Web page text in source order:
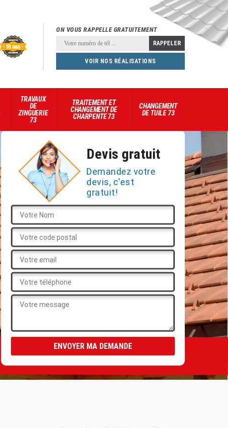
ON VOUS RAPPELLE GRATUITEMENT
VOIR NOS RÉALISATIONS
TRAVAUX
DE
ZINGUERIE
73
TRAITEMENT ET
CHANGEMENT DE
CHARPENTE 73
CHANGEMENT
DE TUILE 73
Devis gratuit
Demandez votre
devis, c'est
gratuit!